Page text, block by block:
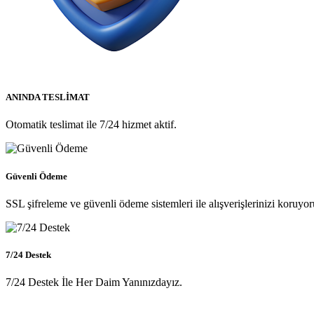
ANINDA TESLİMAT
Otomatik teslimat ile 7/24 hizmet aktif.
Güvenli Ödeme
SSL şifreleme ve güvenli ödeme sistemleri ile alışverişlerinizi
7/24 Destek
7/24 Destek İle Her Daim Yanınızdayız.